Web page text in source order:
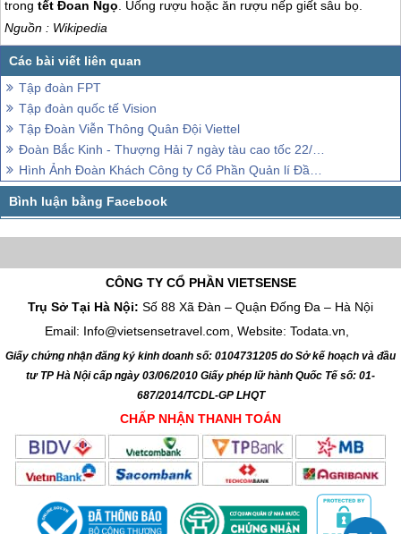
trongtết Đoan Ngọ . Uống rượu hoặc ăn rượu nếp giết sâu bọ.
Nguồn : Wikipedia
Tập đoàn FPT
Tập đoàn quốc tế Vision
Tập Đoàn Viễn Thông Quân Đội Viettel
Đoàn Bắc Kinh - Thượng Hải 7 ngày tàu cao tốc 22/10-28/10/2018
Hình Ảnh Đoàn Khách Công ty Cổ Phần Quản lí Đầu Tư Tài Chính Dầu Khí Việt Nam
CÔNG TY CỔ PHẦN VIETSENSE
Trụ Sở Tại Hà Nội: Số 88 Xã Đàn – Quận Đống Đa – Hà Nội
Email: Info@vietsensetravel.com, Website: Todata.vn,
Giấy chứng nhận đăng ký kinh doanh số: 0104731205 do Sở kế hoạch và đầu
tư TP Hà Nội cấp ngày 03/06/2010 Giấy phép lữ hành Quốc Tế số: 01-
687/2014/TCDL-GP LHQT
CHẤP NHẬN THANH TOÁN